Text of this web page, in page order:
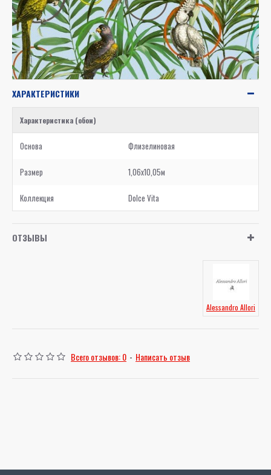
ХАРАКТЕРИСТИКИ
Характеристика (обои)
Основа Флизелиновая
Размер 1,06x10,05м
Коллекция Dolce Vita
ОТЗЫВЫ
Alessandro Allori
Всего отзывов: 0 - Написать отзыв